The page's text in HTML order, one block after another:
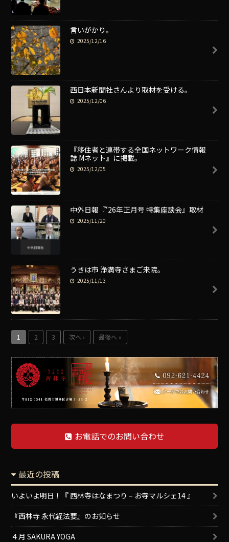
言いがかり。
2025/12/16
西日本新聞社さんより取材を受ける。
2025/12/06
『移住者と連帯する全国ネットワーク情報
誌 Mネット』に掲載。
2025/12/05
中外日報『‘26年正月号 特集座談会』取材
2025/11/20
うきは市 浄満寺さまご来院。
2025/11/13
1 2 3 次へ › 最後へ »
お電話でのお問い合わせ
最近の投稿
いよいよ明日！『 西林寺はなまつり – お寺マルシェ14 』
『西林寺 永代経法要』のお知らせ
４月 SAKURA YOGA